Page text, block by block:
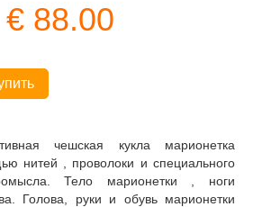
€ 88.00
чешская кукла марионетка
нитей , проволоки и специального
Тело марионетки , ноги
Голова, руки и обувь марионетки